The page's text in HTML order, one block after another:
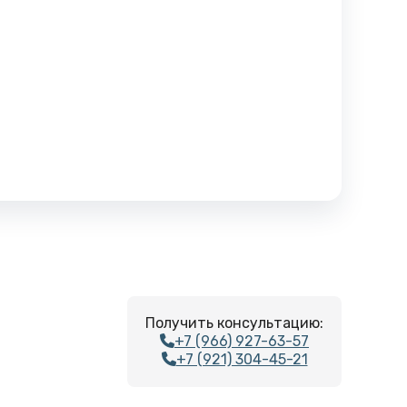
Получить консультацию:
+7 (966) 927-63-57
+7 (921) 304-45-21